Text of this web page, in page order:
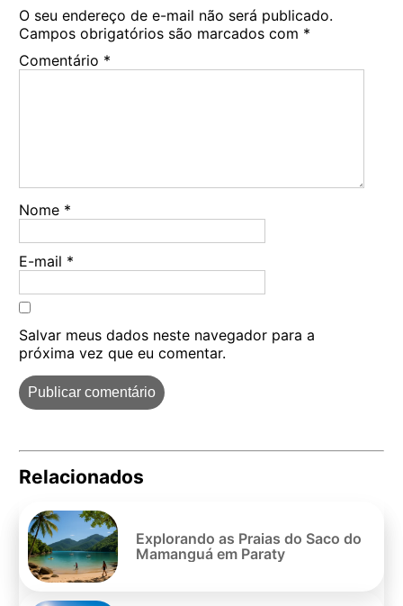
O seu endereço de e-mail não será publicado.
Campos obrigatórios são marcados com *
Comentário *
Nome *
E-mail *
Salvar meus dados neste navegador para a
próxima vez que eu comentar.
Relacionados
Explorando as Praias do Saco do
Mamanguá em Paraty